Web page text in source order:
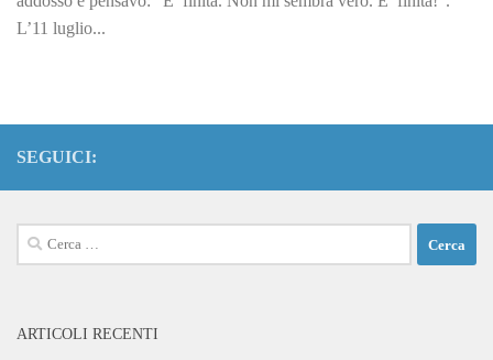
L’11 luglio...
SEGUICI:
Ricerca
per:
ARTICOLI RECENTI